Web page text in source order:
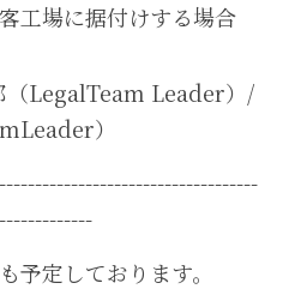
工場に据付けする場合
（LegalTeam Leader）/
）
予定しております。